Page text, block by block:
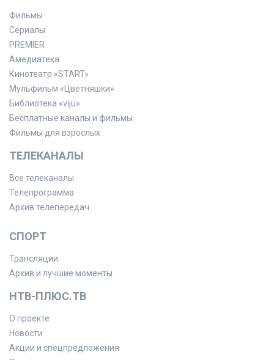
Фильмы
Сериалы
PREMIER
Амедиатека
Кинотеатр «START»
Мульфильм «Цветняшки»
Библиотека «viju»
Бесплатные каналы и фильмы
Фильмы для взрослых
ТЕЛЕКАНАЛЫ
Все телеканалы
Телепрограмма
Архив телепередач
СПОРТ
Трансляции
Архив и лучшие моменты
НТВ-ПЛЮС.ТВ
О проекте
Новости
Акции и спецпредложения